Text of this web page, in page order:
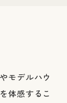
モデルハウ
体感するこ